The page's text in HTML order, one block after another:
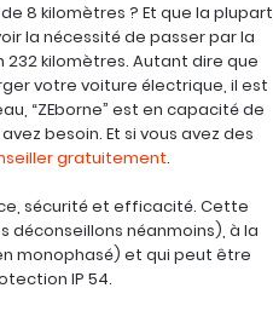
8 kilomètres ? Et que la plupart
la nécessité de passer par la
kilomètres. Autant dire que
votre voiture électrique, il est
“ZEborne” est en capacité de
besoin. Et si vous avez des
gratuitement.
sécurité et efficacité. Cette
déconseillons néanmoins), à la
monophasé) et qui peut être
IP 54.